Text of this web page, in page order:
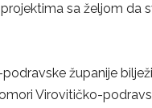
sa željom da
županije
Virovitičko-